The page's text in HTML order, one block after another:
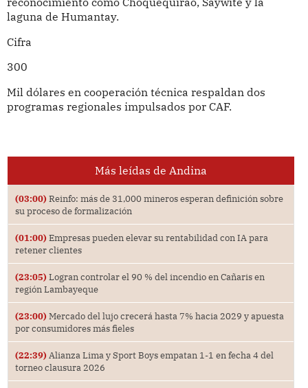
laguna de Humantay.
Cifra
300
Mil dólares en cooperación técnica respaldan dos
programas regionales impulsados por CAF.
Más leídas de Andina
(03:00) Reinfo: más de 31,000 mineros esperan definición sobre
su proceso de formalización
(01:00) Empresas pueden elevar su rentabilidad con IA para
retener clientes
(23:05) Logran controlar el 90 % del incendio en Cañaris en
región Lambayeque
(23:00) Mercado del lujo crecerá hasta 7% hacia 2029 y apuesta
por consumidores más fieles
(22:39) Alianza Lima y Sport Boys empatan 1-1 en fecha 4 del
torneo clausura 2026